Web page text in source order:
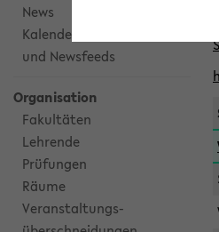
News
Kalenderintegration
und Newsfeeds
Organisation
Fakultäten
Lehrende
Prüfungen
Räume
Veranstaltungs-